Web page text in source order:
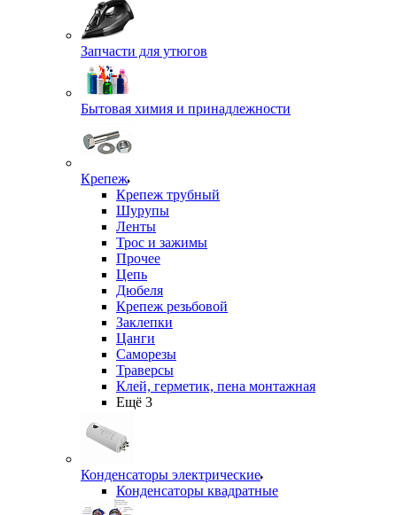
Запчасти для утюгов
Бытовая химия и принадлежности
Крепеж
Крепеж трубный
Шурупы
Ленты
Трос и зажимы
Прочее
Цепь
Дюбеля
Крепеж резьбовой
Заклепки
Цанги
Саморезы
Траверсы
Клей, герметик, пена монтажная
Ещё 3
Конденсаторы электрические
Конденсаторы квадратные